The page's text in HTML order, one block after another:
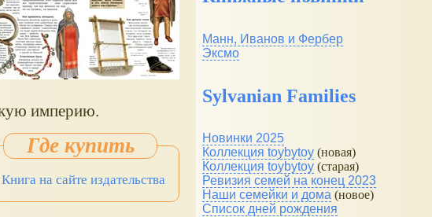
империю.
Книга на сайте издательства
Манн, Иванов и Фербер
Эксмо
Sylvanian Families
Новинки 2025
Коллекция toybytoy (новая)
Коллекция toybytoy (старая)
Ревизия семей на конец 2023
Наши семейки и дома (новое)
Список дней рождения